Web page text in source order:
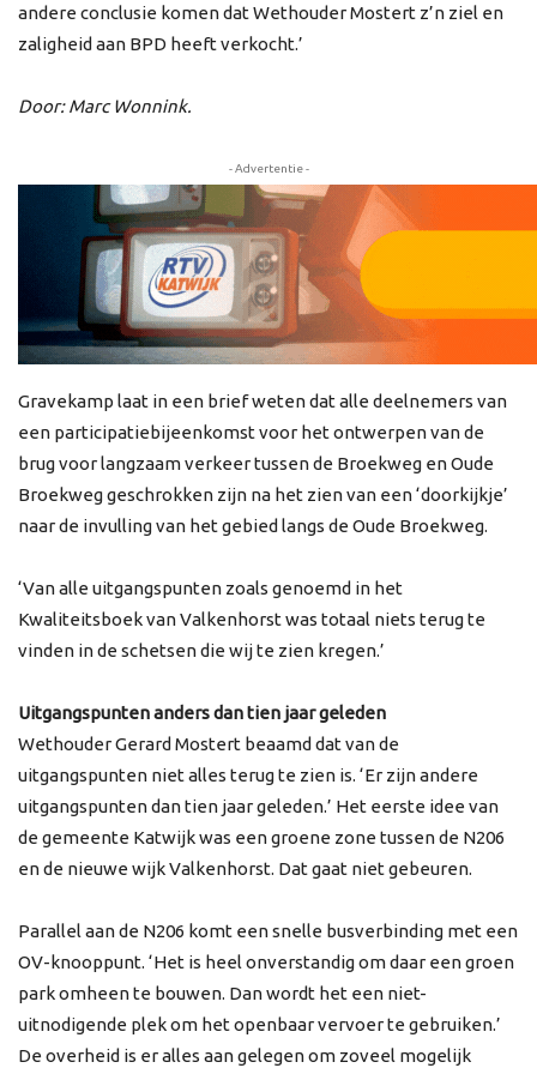
andere conclusie komen dat Wethouder Mostert z’n ziel en
zaligheid aan BPD heeft verkocht.’
Door: Marc Wonnink.
- Advertentie -
Gravekamp laat in een brief weten dat alle deelnemers van
een participatiebijeenkomst voor het ontwerpen van de
brug voor langzaam verkeer tussen de Broekweg en Oude
Broekweg geschrokken zijn na het zien van een ‘doorkijkje’
naar de invulling van het gebied langs de Oude Broekweg.
‘Van alle uitgangspunten zoals genoemd in het
Kwaliteitsboek van Valkenhorst was totaal niets terug te
vinden in de schetsen die wij te zien kregen.’
Uitgangspunten anders dan tien jaar geleden
Wethouder Gerard Mostert beaamd dat van de
uitgangspunten niet alles terug te zien is. ‘Er zijn andere
uitgangspunten dan tien jaar geleden.’ Het eerste idee van
de gemeente Katwijk was een groene zone tussen de N206
en de nieuwe wijk Valkenhorst. Dat gaat niet gebeuren.
Parallel aan de N206 komt een snelle busverbinding met een
OV-knooppunt. ‘Het is heel onverstandig om daar een groen
park omheen te bouwen. Dan wordt het een niet-
uitnodigende plek om het openbaar vervoer te gebruiken.’
De overheid is er alles aan gelegen om zoveel mogelijk